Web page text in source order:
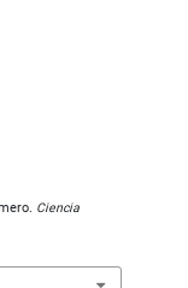
Ciencia